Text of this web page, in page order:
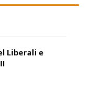
Liberali e